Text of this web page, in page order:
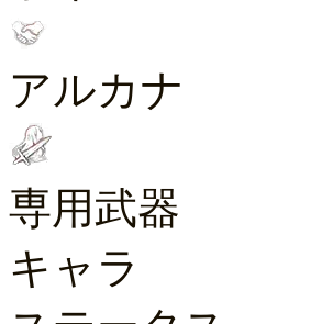
アルカナ
専用武器
キャラ